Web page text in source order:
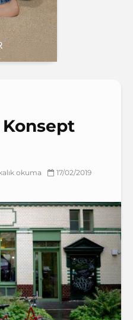
Konsept
okuma 17/02/2019